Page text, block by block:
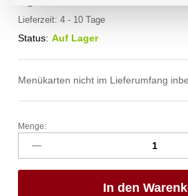
Lieferzeit:4 - 10 Tage
Status: Auf Lager
Menükarten nicht im Lieferumfang
Kartenhalter
6
Stk.,
Menge:
In den